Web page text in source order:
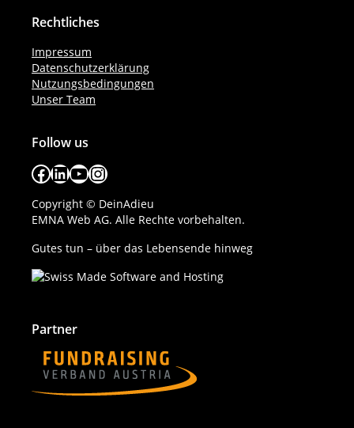
Rechtliches
Impressum
Datenschutzerklärung
Nutzungsbedingungen
Unser Team
Follow us
Facebook
LinkedIn
YouTube
Instagram
Copyright © DeinAdieu
EMNA Web AG. Alle Rechte vorbehalten.
Gutes tun – über das Lebensende hinweg
Partner